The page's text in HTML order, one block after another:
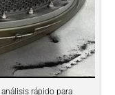
rápido para